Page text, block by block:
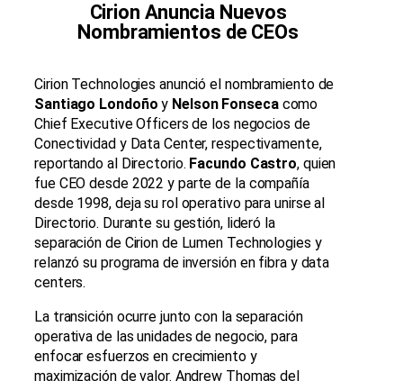
Cirion Anuncia Nuevos
Nombramientos de CEOs
Cirion Technologies anunció el nombramiento de
Santiago Londoño y Nelson Fonsecacomo
Chief Executive Officers de los negocios de
Conectividad y Data Center, respectivamente,
reportando al Directorio. Facundo Castro, quien
fue CEO desde 2022 y parte de la compañía
desde 1998, deja su rol operativo para unirse al
Directorio. Durante su gestión, lideró la
separación de Cirion de Lumen Technologies y
relanzó su programa de inversión en fibra y data
centers.
La transición ocurre junto con la separación
operativa de las unidades de negocio, para
enfocar esfuerzos en crecimiento y
maximización de valor. Andrew Thomas del